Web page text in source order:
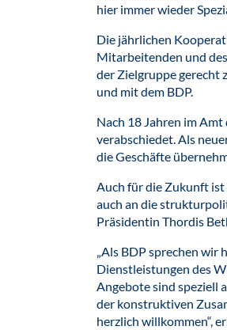
hier immer wieder
Die jährlichen
Mitarbeitenden und
der Zielgruppe gerecht
und mit dem BDP.
Nach 18 Jahren im
verabschiedet. Als
die Geschäfte
Auch für die Zukunft ist
auch an die
Präsidentin Thordis
„Als BDP sprechen wir
Dienstleistungen des
Angebote sind speziell
der konstruktiven
herzlich willkommen“,